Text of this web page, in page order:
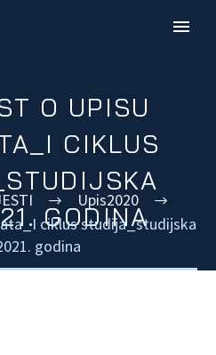
O UPISU
CIKLUS
GODINA
Upis2020
ciklus studija_studijska
godina